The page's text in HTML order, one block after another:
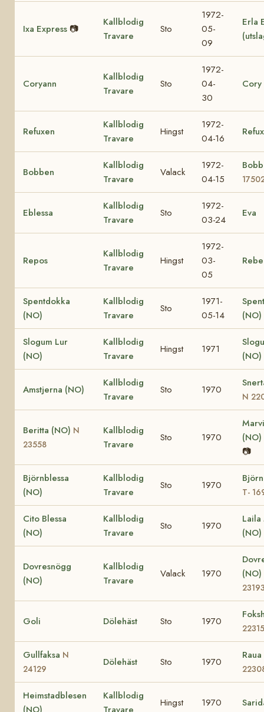
Ixa Express 📷
Kallblodig
Travare
Sto
1972-
05-
09
Erla
Coryann
Kallblodig
Travare
Sto
1972-
04-
30
Cory
Refuxen
Kallblodig
Travare
Hingst
1972-
04-16
Bobben
Kallblodig
Travare
Valack
1972-
04-15
Eblessa
Kallblodig
Travare
Sto
1972-
03-24
Eva
Repos
Kallblodig
Travare
Hingst
1972-
03-
05
Spentdokka
(NO)
Kallblodig
Travare
Sto
1971-
05-14
(NO)
Slogum Lur
(NO)
Kallblodig
Travare
Hingst 1971
(NO)
Amstjerna (NO)
Kallblodig
Travare
Sto 1970
N
Beritta (NO) N
23558
Kallblodig
Travare
Sto 1970
(NO)
📷
Björnblessa
(NO)
Kallblodig
Travare
Sto 1970
T-
Cito Blessa
(NO)
Kallblodig
Travare
Sto 1970
Laila
(NO)
Dovresnögg
(NO)
Kallblodig
Travare
Valack 1970
(NO)
Goli Dölehäst Sto 1970
22315
Gullfaksa N
24129
Dölehäst Sto 1970
Raua
Heimstadblesen
(NO)
Kallblodig
Travare
Hingst 1970